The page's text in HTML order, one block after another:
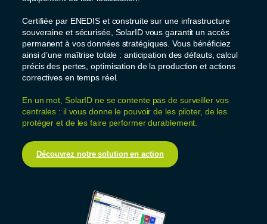
Certifiée par ENEDIS et construite sur une infrastructure
souveraine et sécurisée, SolarID vous garantit un accès
permanent à vos données stratégiques. Vous bénéficiez
ainsi d’une maîtrise totale : anticipation des défauts, calcul
précis des pertes, optimisation de la production et actions
correctives en temps réel.
En un mot, SolarID ne se contente pas de surveiller vos
centrales : il vous donne le pouvoir de les piloter, de les
protéger et de les faire performer durablement.
Découvrez notre solution en action